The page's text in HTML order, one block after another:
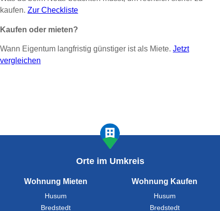
kaufen. Zur Checkliste
Kaufen oder mieten?
Wann Eigentum langfristig günstiger ist als Miete. Jetzt
vergleichen
Orte im Umkreis
Wohnung Mieten
Husum
Bredstedt
Wohnung Kaufen
Husum
Bredstedt